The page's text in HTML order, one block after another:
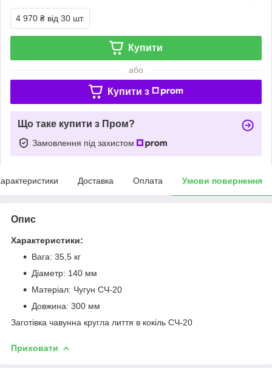
4 970 ₴ від 30 шт.
Купити
або
Купити з
Що таке купити з Пром?
Замовлення під захистом
Доставка Оплата Умови повернення
Опис
Характеристики:
Вага: 35,5 кг
Діаметр: 140 мм
Матеріал: Чугун СЧ-20
Довжина: 300 мм
Заготівка чавунна кругла лиття в кокіль СЧ-20
Приховати